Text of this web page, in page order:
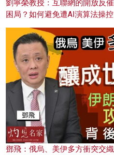
劉寧榮教授：互聯網的開放反
困局？如何避免遭AI演算法操控
鄧飛：俄烏、美伊多方衝突交